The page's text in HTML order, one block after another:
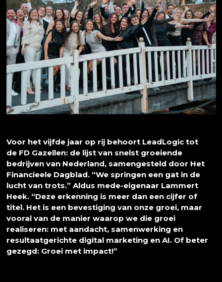
Voor het vijfde jaar op rij behoort LeadLogic tot
de FD Gazellen: de lijst van snelst groeiende
bedrijven van Nederland, samengesteld door Het
Financieele Dagblad. “We springen een gat in de
lucht van trots.” Aldus mede-eigenaar Lammert
Heek. “Deze erkenning is meer dan een cijfer of
titel. Het is een bevestiging van onze groei, maar
vooral van de manier waarop we die groei
realiseren: met aandacht, samenwerking en
resultaatgerichte digital marketing en AI. Of beter
gezegd: Groei met impact!”